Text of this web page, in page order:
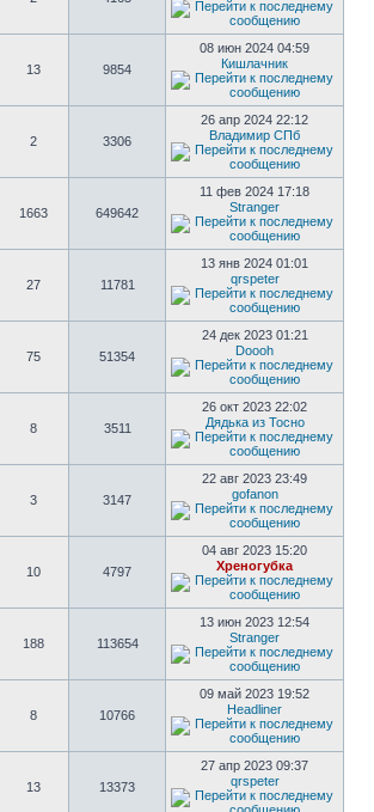
13 9854
08 июн 2024 04:59
Кишлачник
2 3306
26 апр 2024 22:12
Владимир СПб
1663 649642
11 фев 2024 17:18
Stranger
27 11781
13 янв 2024 01:01
qrspeter
75 51354
24 дек 2023 01:21
Doooh
8 3511
26 окт 2023 22:02
Дядька из Тосно
3 3147
22 авг 2023 23:49
gofanon
10 4797
04 авг 2023 15:20
Хреногубка
188 113654
13 июн 2023 12:54
Stranger
8 10766
09 май 2023 19:52
Headliner
13 13373
27 апр 2023 09:37
qrspeter